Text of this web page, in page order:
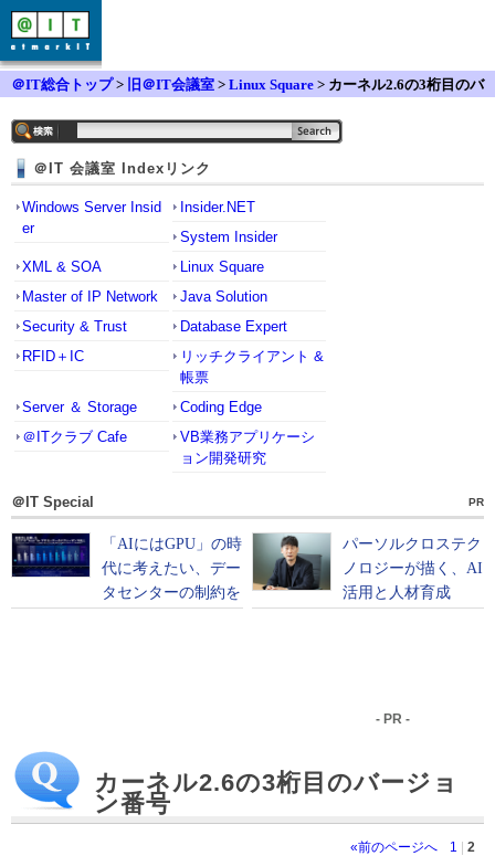
＠IT総合トップ> 旧＠IT会議室 > Linux Square > カーネル2.6の3桁目のバ
＠IT 会議室 Indexリンク
Windows Server Insid
er
Insider.NET
System Insider
XML & SOA
Linux Square
Master of IP Network
Java Solution
Security & Trust
Database Expert
RFID＋IC
リッチクライアント &
帳票
Server ＆ Storage
Coding Edge
＠ITクラブ Cafe
VB業務アプリケーシ
ョン開発研究
＠IT Special PR
- PR -
カーネル2.6の3桁目のバージョ
ン番号
«前のページへ 1 2